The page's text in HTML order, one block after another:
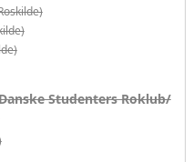
Studenters Roklub/